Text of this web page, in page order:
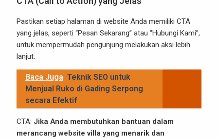
Pastikan setiap halaman di website Anda memiliki CTA
yang jelas, seperti “Pesan Sekarang” atau “Hubungi Kami”,
untuk mempermudah pengunjung melakukan aksi lebih
lanjut.
Baca Juga Teknik SEO untuk
Menjual Ruko di Gading Serpong
secara Efektif
CTA: Jika Anda membutuhkan bantuan dalam
merancang website villa yang menarik dan